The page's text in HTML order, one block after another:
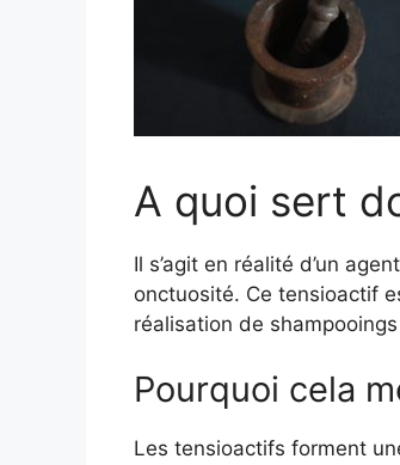
A quoi sert
Il s’agit en réalité d’un
onctuosité. Ce tensioactif
réalisation de
Pourquoi cela
Les tensioactifs forment